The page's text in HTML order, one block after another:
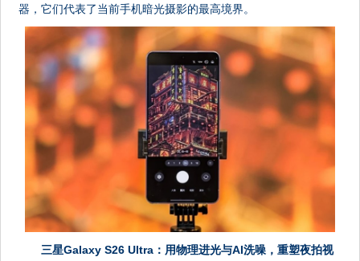
器，它们代表了当前手机暗光摄影的最高境界。
三星Galaxy S26 Ultra：用物理进光与AI洗噪，重塑夜拍视